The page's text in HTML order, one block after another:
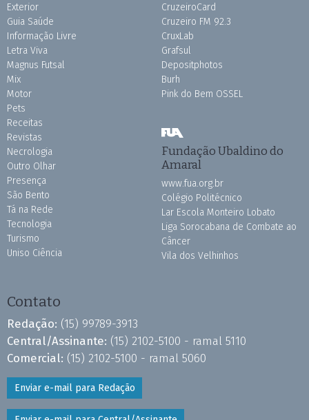
Exterior
Guia Saúde
Informação Livre
Letra Viva
Magnus Futsal
Mix
Motor
Pets
Receitas
Revistas
Necrologia
Outro Olhar
Presença
São Bento
Tá na Rede
Tecnologia
Turismo
Uniso Ciência
CruzeiroCard
Cruzeiro FM 92.3
CruxLab
Grafsul
Depositphotos
Burh
Pink do Bem OSSEL
Fundação Ubaldino do
Amaral
www.fua.org.br
Colégio Politécnico
Lar Escola Monteiro Lobato
Liga Sorocabana de Combate ao
Câncer
Vila dos Velhinhos
Contato
Redação: (15) 99789-3913
Central/Assinante: (15) 2102-5100 - ramal 5110
Comercial: (15) 2102-5100 - ramal 5060
Enviar e-mail para Redação